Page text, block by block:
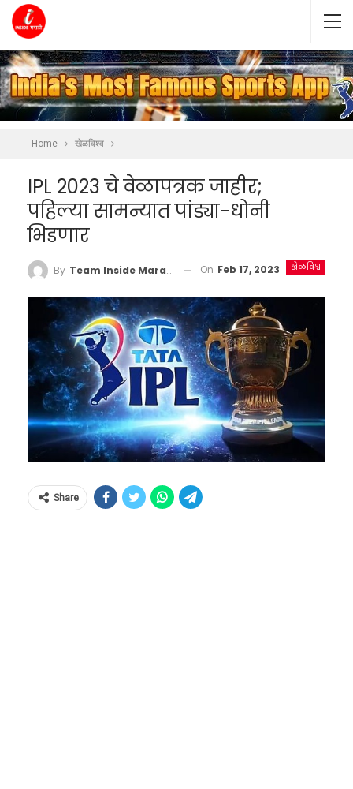
Home खेळविश्व
IPL 2023 चे वेळापत्रक जाहीर;
पहिल्या सामन्यात पांड्या-धोनी
भिडणार
खेळविश्व
By Team Inside Marathi On Feb 17, 2023
Share